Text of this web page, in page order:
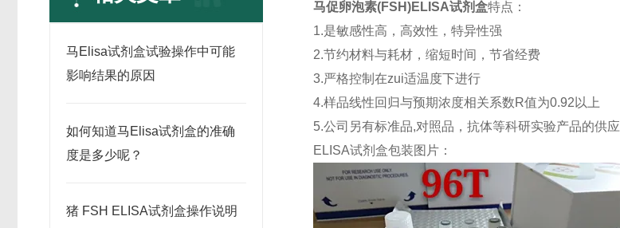
马Elisa试剂盒试验操作中可能
影响结果的原因
如何知道马Elisa试剂盒的准确
度是多少呢？
猪 FSH ELISA试剂盒操作说明
马促卵泡素(FSH)ELISA试剂盒特点：
1.是敏感性高，高效性，特异性强
2.节约材料与耗材，缩短时间，节省经费
3.严格控制在zui适温度下进行
4.样品线性回归与预期浓度相关系数R值为0.92以上
5.公司另有标准品,对照品，抗体等科研实验产品的供应
ELISA试剂盒包装图片：